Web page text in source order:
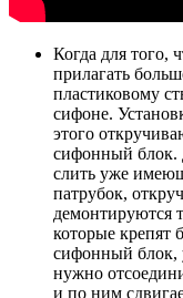
Когда для того,
прилагать
пластиковому
сифоне.
этого
сифонный блок.
слить уже
патрубок,
демонтируются
которые крепят
сифонный блок,
нужно
и по ним